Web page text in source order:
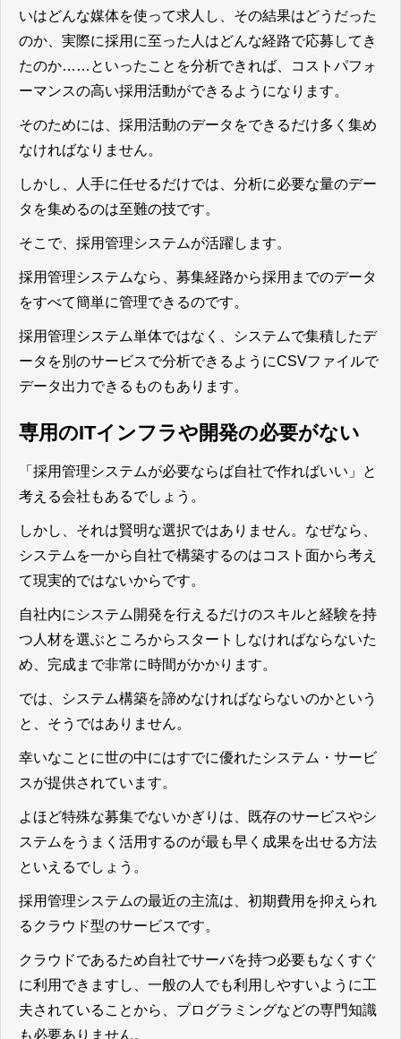
いはどんな媒体を使って求人し、その結果はどうだった
のか、実際に採用に至った人はどんな経路で応募してき
たのか……といったことを分析できれば、コストパフォ
ーマンスの高い採用活動ができるようになります。
そのためには、採用活動のデータをできるだけ多く集め
なければなりません。
しかし、人手に任せるだけでは、分析に必要な量のデー
タを集めるのは至難の技です。
そこで、採用管理システムが活躍します。
採用管理システムなら、募集経路から採用までのデータ
をすべて簡単に管理できるのです。
採用管理システム単体ではなく、システムで集積したデ
ータを別のサービスで分析できるようにCSVファイルで
データ出力できるものもあります。
専用のITインフラや開発の必要がない
「採用管理システムが必要ならば自社で作ればいい」と
考える会社もあるでしょう。
しかし、それは賢明な選択ではありません。なぜなら、
システムを一から自社で構築するのはコスト面から考え
て現実的ではないからです。
自社内にシステム開発を行えるだけのスキルと経験を持
つ人材を選ぶところからスタートしなければならないた
め、完成まで非常に時間がかかります。
では、システム構築を諦めなければならないのかという
と、そうではありません。
幸いなことに世の中にはすでに優れたシステム・サービ
スが提供されています。
よほど特殊な募集でないかぎりは、既存のサービスやシ
ステムをうまく活用するのが最も早く成果を出せる方法
といえるでしょう。
採用管理システムの最近の主流は、初期費用を抑えられ
るクラウド型のサービスです。
クラウドであるため自社でサーバを持つ必要もなくすぐ
に利用できますし、一般の人でも利用しやすいように工
夫されていることから、プログラミングなどの専門知識
も必要ありません。